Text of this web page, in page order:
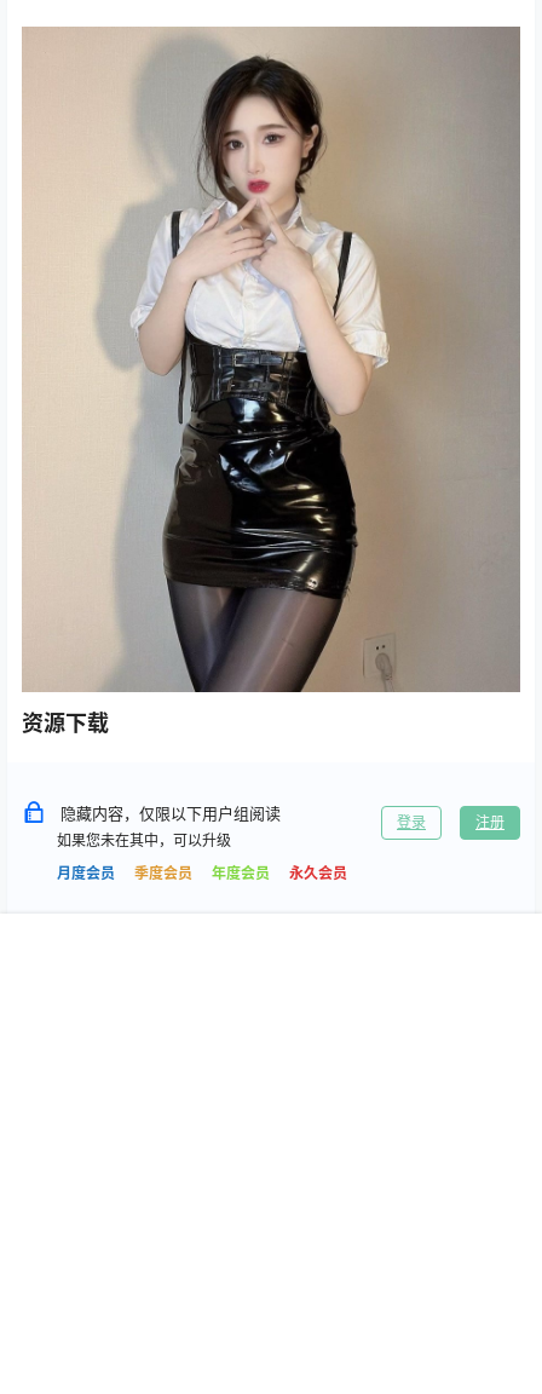
资源下载
隐藏内容，仅限以下用户组阅读
如果您未在其中，可以升级
月度会员
季度会员 年度会员 永久会员
登录 注册